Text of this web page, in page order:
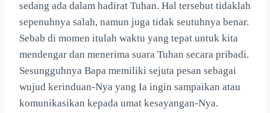
sedang ada dalam hadirat Tuhan. Hal tersebut tidaklah
sepenuhnya salah, namun juga tidak seutuhnya benar.
Sebab di momen itulah waktu yang tepat untuk kita
mendengar dan menerima suara Tuhan secara pribadi.
Sesungguhnya Bapa memiliki sejuta pesan sebagai
wujud kerinduan-Nya yang Ia ingin sampaikan atau
komunikasikan kepada umat kesayangan-Nya.